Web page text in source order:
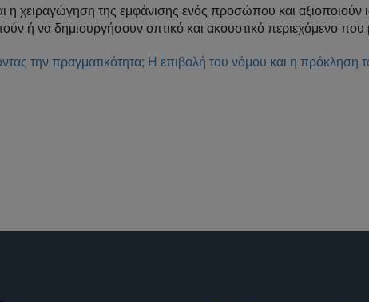
η χειραγώγηση της εμφάνισης ενός προσώπου και αξιοποιούν
ή να δημιουργήσουν οπτικό και ακουστικό περιεχόμενο
την πραγματικότητα; Η επιβολή του νόμου και η πρόκληση